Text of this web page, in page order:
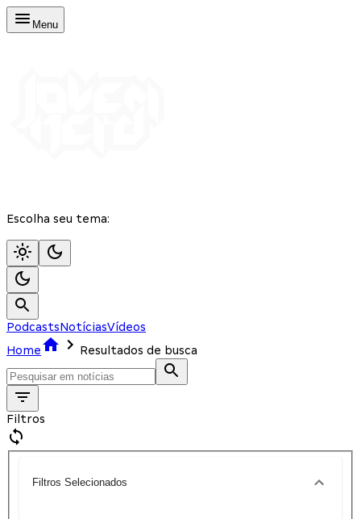
Menu
Escolha seu tema:
PodcastsNotíciasVídeos
Home
Resultados de busca
Filtros
Filtros Selecionados